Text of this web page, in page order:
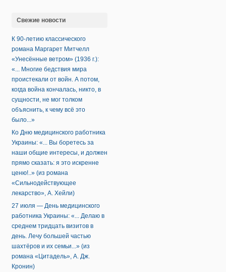
Свежие новости
К 90-летию классического
романа Маргарет Митчелл
«Унесённые ветром» (1936 г.):
«... Многие бедствия мира
проистекали от войн. А потом,
когда война кончалась, никто, в
сущности, не мог толком
объяснить, к чему всё это
было...»
Ко Дню медицинского работника
Украины: «... Вы боретесь за
наши общие интересы, и должен
прямо сказать: я это искренне
ценю!..» (из романа
«Сильнодействующее
лекарство», А. Хейли)
27 июля — День медицинского
работника Украины: «... Делаю в
среднем тридцать визитов в
день. Лечу большей частью
шахтёров и их семьи...» (из
романа «Цитадель», А. Дж.
Кронин)